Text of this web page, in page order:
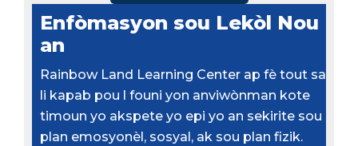
Enfòmasyon sou Lekòl Nou
an
Rainbow Land Learning Center ap fè tout sa
li kapab pou l founi yon anviwònman kote
timoun yo akspete yo epi yo an sekirite sou
plan emosyonèl, sosyal, ak sou plan fizik.